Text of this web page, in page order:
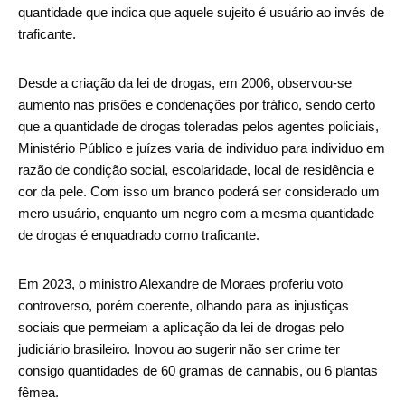
quantidade que indica que aquele sujeito é usuário ao invés de
traficante.
Desde a criação da lei de drogas, em 2006, observou-se
aumento nas prisões e condenações por tráfico, sendo certo
que a quantidade de drogas toleradas pelos agentes policiais,
Ministério Público e juízes varia de individuo para individuo em
razão de condição social, escolaridade, local de residência e
cor da pele. Com isso um branco poderá ser considerado um
mero usuário, enquanto um negro com a mesma quantidade
de drogas é enquadrado como traficante.
Em 2023, o ministro Alexandre de Moraes proferiu voto
controverso, porém coerente, olhando para as injustiças
sociais que permeiam a aplicação da lei de drogas pelo
judiciário brasileiro. Inovou ao sugerir não ser crime ter
consigo quantidades de 60 gramas de cannabis, ou 6 plantas
fêmea.